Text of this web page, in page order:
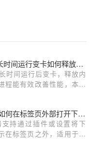
google浏览器长时间运行变卡如何释放内存
时间运行后变卡，释放内
程能有效改善性能，本文
Google浏览器如何在标签页外部打开下载任务窗口
持通过插件或设置将下
在标签页之外，适用于多